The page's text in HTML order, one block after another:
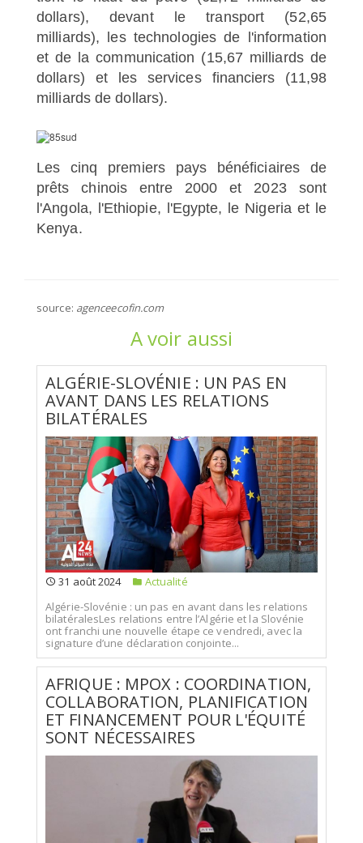
dollars), devant le transport (52,65
milliards), les technologies de l'information
et de la communication (15,67 milliards de
dollars) et les services financiers (11,98
milliards de dollars).
Les cinq premiers pays bénéficiaires de
prêts chinois entre 2000 et 2023 sont
l'Angola, l'Ethiopie, l'Egypte, le Nigeria et le
Kenya.
source: agenceecofin.com
A voir aussi
ALGÉRIE-SLOVÉNIE : UN PAS EN
AVANT DANS LES RELATIONS
BILATÉRALES
31 août 2024
Actualité
Algérie-Slovénie : un pas en avant dans les relations
bilatéralesLes relations entre l’Algérie et la Slovénie
ont franchi une nouvelle étape ce vendredi, avec la
signature d’une déclaration conjointe...
AFRIQUE : MPOX : COORDINATION,
COLLABORATION, PLANIFICATION
ET FINANCEMENT POUR L'ÉQUITÉ
SONT NÉCESSAIRES